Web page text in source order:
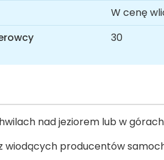
W cenę
30
nad jeziorem lub w
wiodących producentów